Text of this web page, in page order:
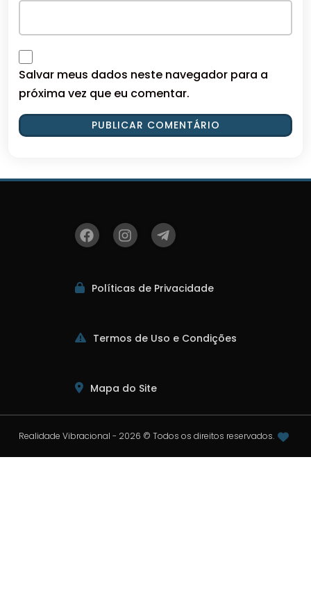
Salvar meus dados neste navegador para a
próxima vez que eu comentar.
Políticas de Privacidade
Termos de Uso e Condições
Mapa do Site
Realidade Vibracional - 2026 © Todos os direitos reservados.